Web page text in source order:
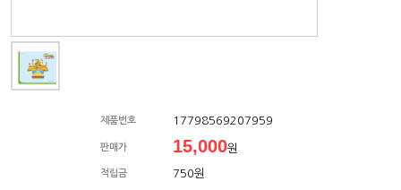
제품번호 17798569207959
판매가 15,000원
적립금 750원